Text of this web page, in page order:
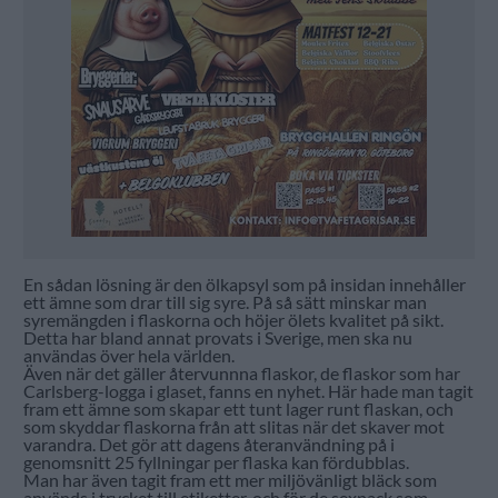
En sådan lösning är den ölkapsyl som på insidan innehåller
ett ämne som drar till sig syre. På så sätt minskar man
syremängden i flaskorna och höjer ölets kvalitet på sikt.
Detta har bland annat provats i Sverige, men ska nu
användas över hela världen.
Även när det gäller återvunnna flaskor, de flaskor som har
Carlsberg-logga i glaset, fanns en nyhet. Här hade man tagit
fram ett ämne som skapar ett tunt lager runt flaskan, och
som skyddar flaskorna från att slitas när det skaver mot
varandra. Det gör att dagens återanvändning på i
genomsnitt 25 fyllningar per flaska kan fördubblas.
Man har även tagit fram ett mer miljövänligt bläck som